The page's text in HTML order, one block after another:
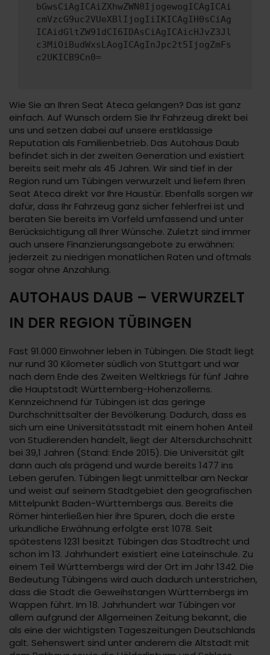
bGwsCiAgICAiZXhwZWN0IjogewogICAgICAi
cmVzcG9uc2VUeXBlIjogIiIKICAgIH0sCiAg
ICAidGltZW91dCI6IDAsCiAgICAicHJvZ3Jl
c3MiOiBudWxsLAogICAgInJpc2t5IjogZmFs
c2UKICB9Cn0=
Wie Sie an Ihren Seat Ateca gelangen? Das ist ganz
einfach. Auf Wunsch ordern Sie Ihr Fahrzeug direkt bei
uns und setzen dabei auf unsere erstklassige
Reputation als Familienbetrieb. Das Autohaus Daub
befindet sich in der zweiten Generation und existiert
bereits seit mehr als 45 Jahren. Wir sind tief in der
Region rund um Tübingen verwurzelt und liefern Ihren
Seat Ateca direkt vor Ihre Haustür. Ebenfalls sorgen wir
dafür, dass Ihr Fahrzeug ganz sicher fehlerfrei ist und
beraten Sie bereits im Vorfeld umfassend und unter
Berücksichtigung all Ihrer Wünsche. Zuletzt sind immer
auch unsere Finanzierungsangebote zu erwähnen:
jederzeit zu niedrigen monatlichen Raten und oftmals
sogar ohne Anzahlung.
AUTOHAUS DAUB – VERWURZELT
IN DER REGION TÜBINGEN
Fast 91.000 Einwohner leben in Tübingen. Die Stadt liegt
nur rund 30 Kilometer südlich von Stuttgart und war
nach dem Ende des Zweiten Weltkriegs für fünf Jahre
die Hauptstadt Württemberg-Hohenzollerns.
Kennzeichnend für Tübingen ist das geringe
Durchschnittsalter der Bevölkerung. Dadurch, dass es
sich um eine Universitätsstadt mit einem hohen Anteil
von Studierenden handelt, liegt der Altersdurchschnitt
bei 39,1 Jahren (Stand: Ende 2015). Die Universität gilt
dann auch als prägend und wurde bereits 1477 ins
Leben gerufen. Tübingen liegt unmittelbar am Neckar
und weist auf seinem Stadtgebiet den geografischen
Mittelpunkt Baden-Württembergs aus. Bereits die
Römer hinterließen hier ihre Spuren, doch die erste
urkundliche Erwähnung erfolgte erst 1078. Seit
spätestens 1231 besitzt Tübingen das Stadtrecht und
schon im 13. Jahrhundert existiert eine Lateinschule. Zu
einem Teil Württembergs wird der Ort im Jahr 1342. Die
Bedeutung Tübingens wird auch dadurch unterstrichen,
dass die Stadt die Geweihstangen Württembergs im
Wappen führt. Im 18. Jahrhundert war Tübingen vor
allem aufgrund der Allgemeinen Zeitung bekannt, die
als eine der wichtigsten Tageszeitungen Deutschlands
galt. Sehenswert sind unter anderem die Altstadt mit